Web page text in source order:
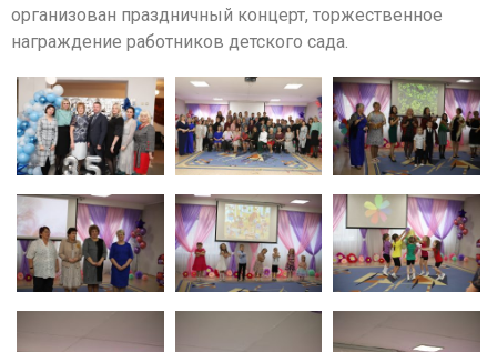
организован праздничный концерт, торжественное
награждение работников детского сада.